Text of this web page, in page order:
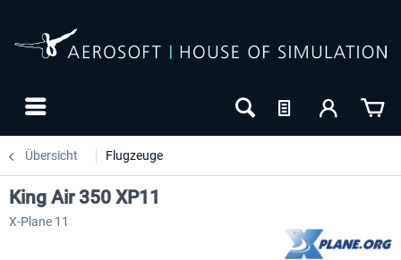
Übersicht Flugzeuge
King Air 350 XP11
X-Plane 11